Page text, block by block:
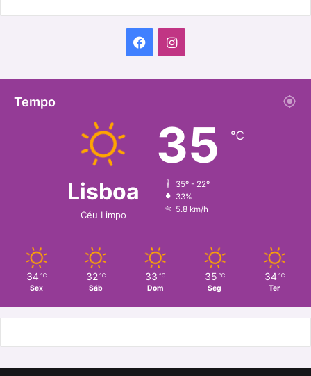
I
t
a
g
r
Tempo
Lisboa
Céu Limpo
35 ℃
35º - 22º
33%
5.8 km/h
34 ℃
Sex
32 ℃
Sáb
33 ℃
Dom
35 ℃
Seg
34 ℃
Ter